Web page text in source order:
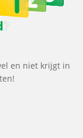
en niet krijgt in